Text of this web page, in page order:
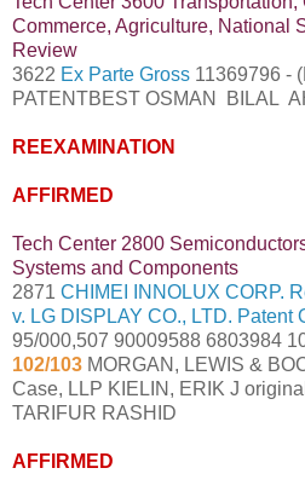
Commerce, Agriculture, National
Review
3622 Ex Parte Gross 11369796 -
PATENTBEST OSMAN BILAL
REEXAMINATION
AFFIRMED
Tech Center 2800
Systems and Components
2871 CHIMEI INNOLUX CORP.
v. LG DISPLAY CO., LTD. Patent
95/000,507 90009588 6803984
102/103 MORGAN, LEWIS &
Case, LLP KIELIN, ERIK J
TARIFUR RASHID
AFFIRMED